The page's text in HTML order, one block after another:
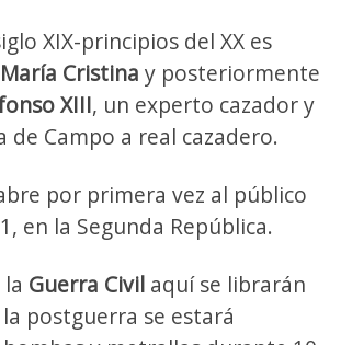
XIX-principios del XX es
María Cristina y posteriormente
XIII, un experto cazador y
de Campo a real cazadero.
por primera vez al público
en la Segunda República.
Guerra Civil aquí se librarán
postguerra se estará